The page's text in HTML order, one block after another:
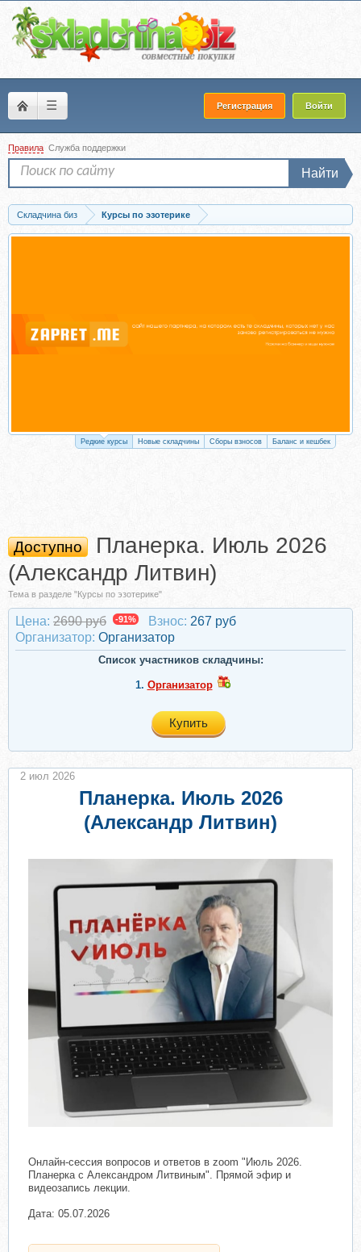
☰ Регистрация Войти
Правила Служба поддержки
Найти
Складчина биз
Курсы по эзотерике
Скачать Планерка. Июль 2026 (Александр Литвин)
Редкие курсы Новые складчины Сборы взносов Баланс и кешбек
Доступно
Планерка. Июль 2026
(Александр Литвин)
Тема в разделе "Курсы по эзотерике"
Цена: 2690 руб -91% Взнос: 267 руб
Организатор: Организатор
Список участников складчины:
1. Организатор
Купить
Планерка. Июль 2026
(Александр Литвин)
Онлайн-сессия вопросов и ответов в zoom "Июль 2026.
Планерка c Александром Литвиным". Прямой эфир и
видеозапись лекции.
Дата: 05.07.2026
2 июл 2026